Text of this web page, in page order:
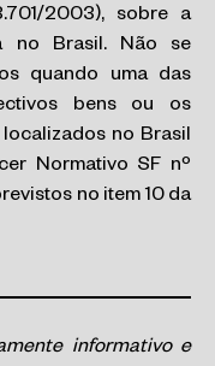
2003), sobre a
no Brasil. Não se
quando uma das
bens ou os
no Brasil
Normativo SF nº
no item 10 da
informativo e